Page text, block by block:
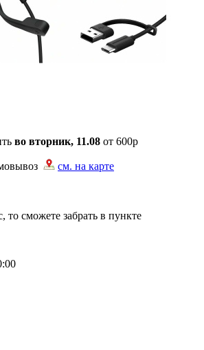
во вторник, 11.08 от 600р
см. на карте
то сможете забрать в пункте